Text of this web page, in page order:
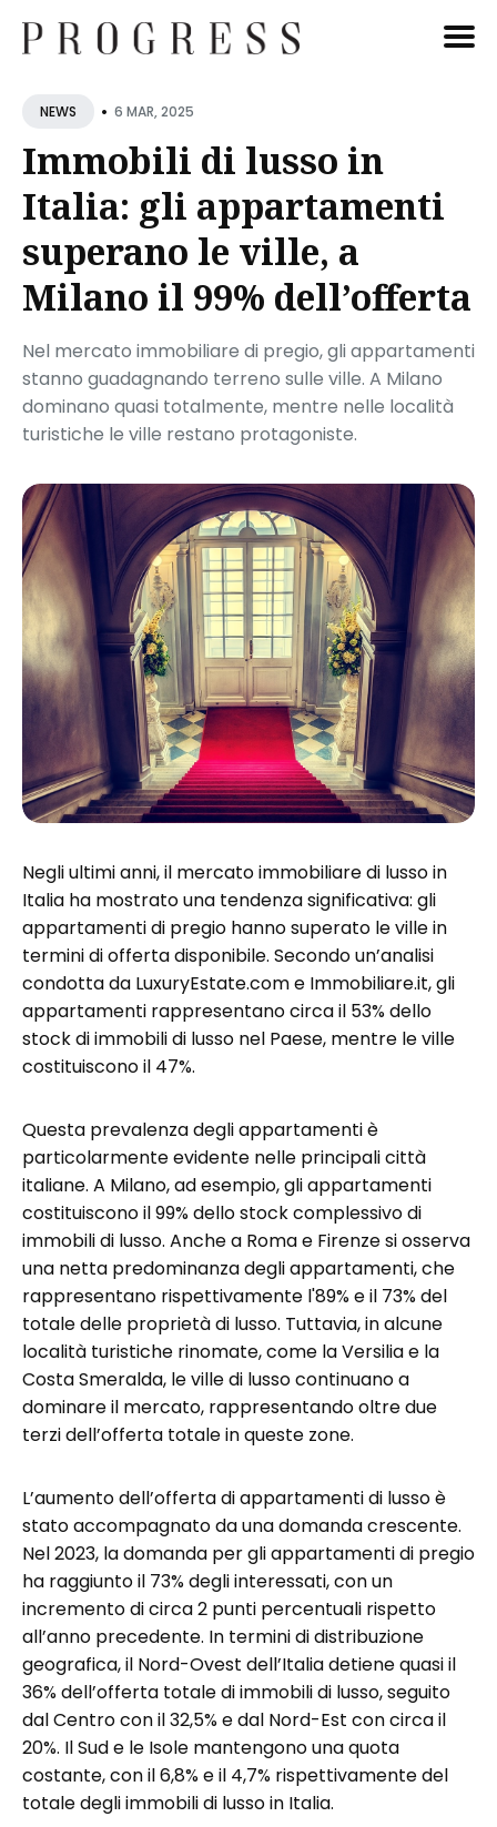
Cerca
NEWS • 6 MAR, 2025
Immobili di lusso in
Italia: gli appartamenti
superano le ville, a
Milano il 99% dell’offerta
Nel mercato immobiliare di pregio, gli appartamenti
stanno guadagnando terreno sulle ville. A Milano
dominano quasi totalmente, mentre nelle località
turistiche le ville restano protagoniste.
Negli ultimi anni, il mercato immobiliare di lusso in
Italia ha mostrato una tendenza significativa: gli
appartamenti di pregio hanno superato le ville in
termini di offerta disponibile. Secondo un’analisi
condotta da LuxuryEstate.com e Immobiliare.it, gli
appartamenti rappresentano circa il 53% dello
stock di immobili di lusso nel Paese, mentre le ville
costituiscono il 47%.
Questa prevalenza degli appartamenti è
particolarmente evidente nelle principali città
italiane. A Milano, ad esempio, gli appartamenti
costituiscono il 99% dello stock complessivo di
immobili di lusso. Anche a Roma e Firenze si osserva
una netta predominanza degli appartamenti, che
rappresentano rispettivamente l'89% e il 73% del
totale delle proprietà di lusso. Tuttavia, in alcune
località turistiche rinomate, come la Versilia e la
Costa Smeralda, le ville di lusso continuano a
dominare il mercato, rappresentando oltre due
terzi dell’offerta totale in queste zone.
L’aumento dell’offerta di appartamenti di lusso è
stato accompagnato da una domanda crescente.
Nel 2023, la domanda per gli appartamenti di pregio
ha raggiunto il 73% degli interessati, con un
incremento di circa 2 punti percentuali rispetto
all’anno precedente. In termini di distribuzione
geografica, il Nord-Ovest dell’Italia detiene quasi il
36% dell’offerta totale di immobili di lusso, seguito
dal Centro con il 32,5% e dal Nord-Est con circa il
20%. Il Sud e le Isole mantengono una quota
costante, con il 6,8% e il 4,7% rispettivamente del
totale degli immobili di lusso in Italia.